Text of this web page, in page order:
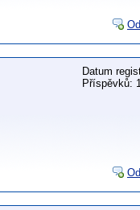
Datum
Příspěvků: